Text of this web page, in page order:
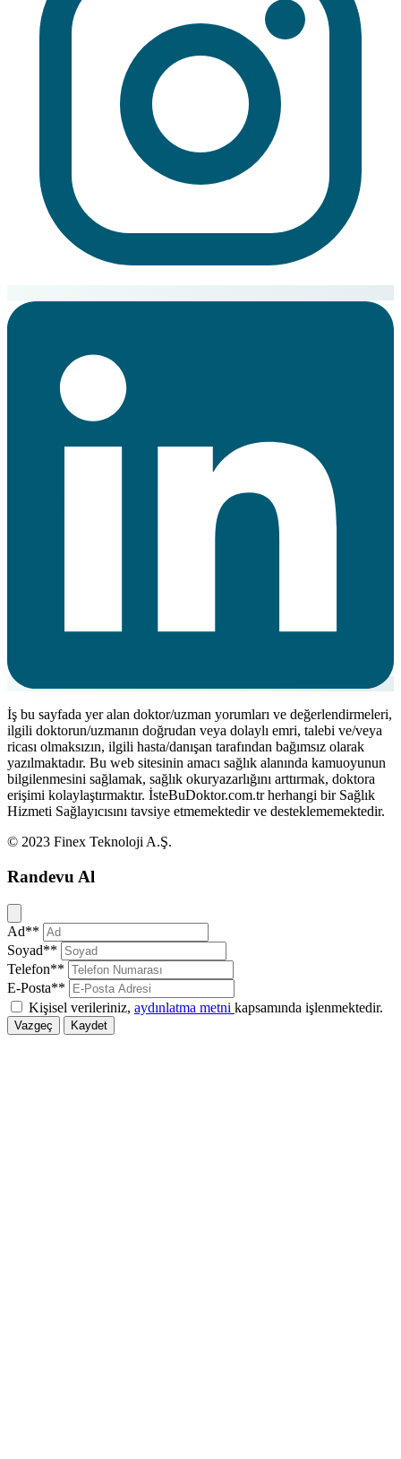
İş bu sayfada yer alan doktor/uzman yorumları ve değerlendirmeleri,
ilgili doktorun/uzmanın doğrudan veya dolaylı emri, talebi ve/veya
ricası olmaksızın, ilgili hasta/danışan tarafından bağımsız olarak
yazılmaktadır. Bu web sitesinin amacı sağlık alanında kamuoyunun
bilgilenmesini sağlamak, sağlık okuryazarlığını arttırmak, doktora
erişimi kolaylaştırmaktır. İsteBuDoktor.com.tr herhangi bir Sağlık
Hizmeti Sağlayıcısını tavsiye etmemektedir ve desteklememektedir.
© 2023 Finex Teknoloji A.Ş.
Randevu Al
Kapat
Ad**
Soyad**
Telefon**
E-Posta**
Kişisel verileriniz, aydınlatma metni kapsamında işlenmektedir.
Vazgeç Kaydet